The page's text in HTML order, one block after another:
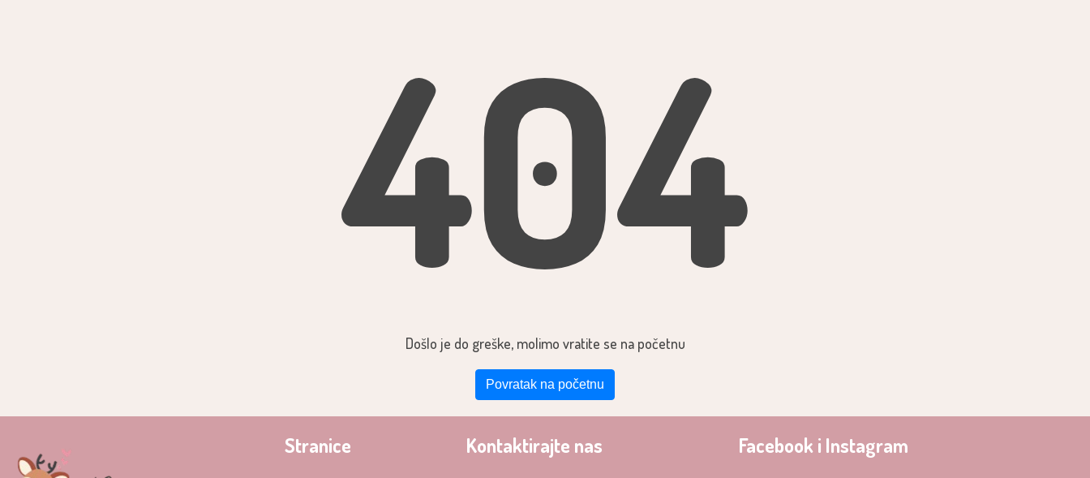
404
Došlo je do greške, molimo vratite se na početnu
Povratak na početnu
Stranice Kontaktirajte nas Facebook i Instagram